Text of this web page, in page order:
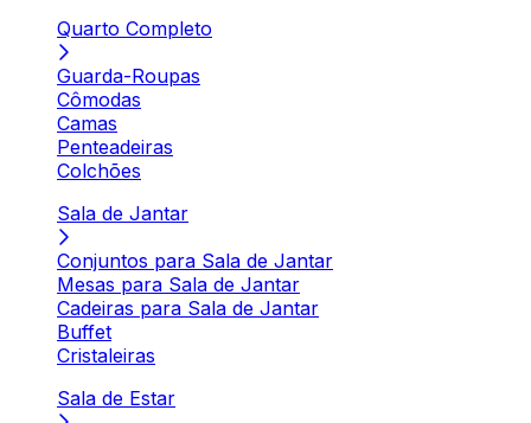
Quarto Completo
Guarda-Roupas
Cômodas
Camas
Penteadeiras
Colchões
Sala de Jantar
Conjuntos para Sala de Jantar
Mesas para Sala de Jantar
Cadeiras para Sala de Jantar
Buffet
Cristaleiras
Sala de Estar